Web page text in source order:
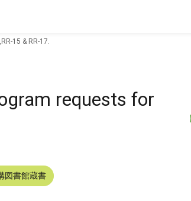
15 & RR-17.
requests for
図書館蔵書